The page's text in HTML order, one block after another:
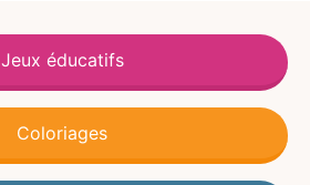
Jeux éducatifs
Coloriages